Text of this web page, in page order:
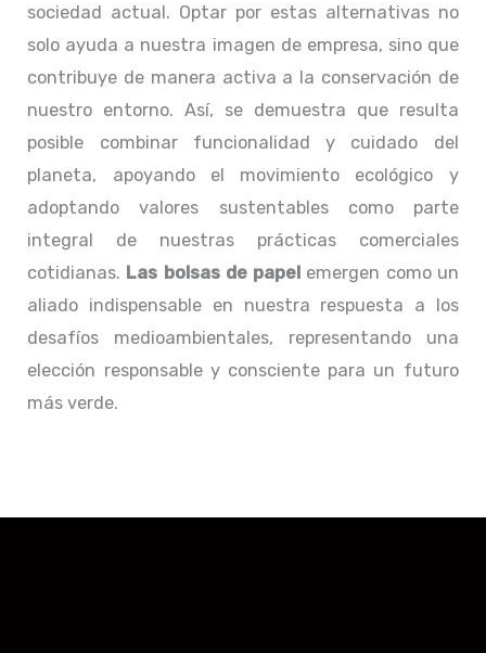
sociedad actual. Optar por estas alternativas no
solo ayuda a nuestra imagen de empresa, sino que
contribuye de manera activa a la conservación de
nuestro entorno. Así, se demuestra que resulta
posible combinar funcionalidad y cuidado del
planeta, apoyando el movimiento ecológico y
adoptando valores sustentables como parte
integral de nuestras prácticas comerciales
cotidianas. Las bolsas de papel emergen como un
aliado indispensable en nuestra respuesta a los
desafíos medioambientales, representando una
elección responsable y consciente para un futuro
más verde.